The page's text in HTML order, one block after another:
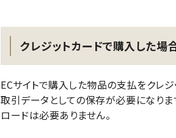
クレジットカードで購入した場
ECサイトで購入した物品の支払をクレ
取引データとしての保存が必要になり
ロードは必要ありません。